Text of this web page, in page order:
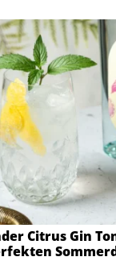
Citrus Gin